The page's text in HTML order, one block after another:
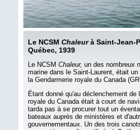
Le NCSM Chaleurà Saint-Jean-
Québec, 1939
Le NCSM Chaleur, un des nombreux
marine dans le Saint-Laurent, était
la Gendarmerie royale du Canada
Étant donné qu'au déclenchement de
royale du Canada était à court de
tarda pas à se procurer tout un
bateaux auprès de ministères et
gouvernementaux. Un des trois